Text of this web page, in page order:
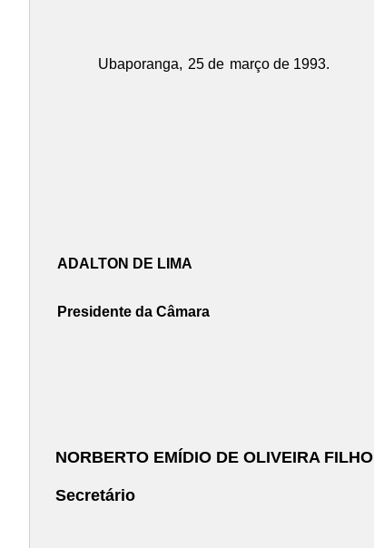
Ubaporanga, 25 de março de 1993.
ADALTON DE LIMA
Presidente da Câmara
NORBERTO EMÍDIO DE OLIVEIRA FILHO
Secretário